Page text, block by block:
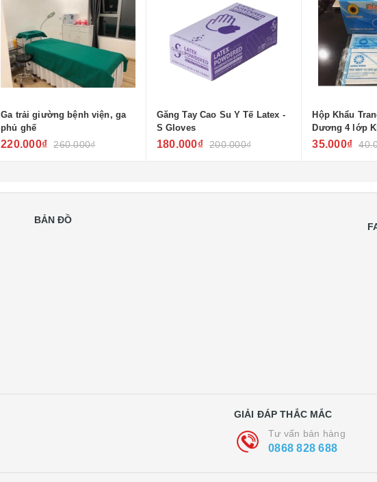
Ga trải giường bệnh viện, ga
phủ ghế
220.000₫ 260.000₫
Găng Tay Cao Su Y Tế Latex -
S Gloves
180.000₫ 200.000₫
Hộp Khẩu
Dương 4 lớp
35.000₫
BẢN ĐỒ
GIẢI ĐÁP THẮC MẮC
Tư vấn bán hàng
0868 828 688